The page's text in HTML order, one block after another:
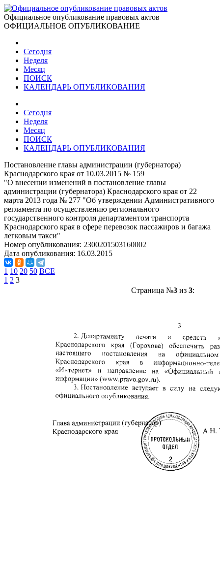
Официальное опубликование правовых актов
ОФИЦИАЛЬНОЕ ОПУБЛИКОВАНИЕ
Сегодня
Неделя
Месяц
ПОИСК
КАЛЕНДАРЬ ОПУБЛИКОВАНИЯ
Сегодня
Неделя
Месяц
ПОИСК
КАЛЕНДАРЬ ОПУБЛИКОВАНИЯ
Постановление главы администрации (губернатора)
Краснодарского края от 10.03.2015 № 159
"О внесении изменений в постановление главы
администрации (губернатора) Краснодарского края от 22
марта 2013 года № 277 "Об утверждении Административного
регламента по осуществлению регионального
государственного контроля департаментом транспорта
Краснодарского края в сфере перевозок пассажиров и багажа
легковым такси"
Номер опубликования: 2300201503160002
Дата опубликования: 16.03.2015
1 10 20 50 ВСЕ
1 2 3
Страница №3из 3: